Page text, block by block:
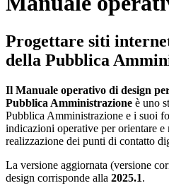
Progettare siti
della Pubblica
Il Manuale operativo di design
Pubblica Amministrazione è uno
Pubblica Amministrazione e i suoi
indicazioni operative per orientare
realizzazione dei punti di contatto
La versione aggiornata (versione
design corrisponde alla 2025.1.